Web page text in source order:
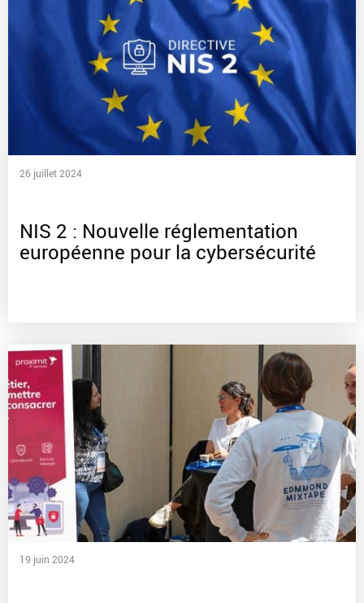
26 juillet 2024
NIS 2 : Nouvelle réglementation
européenne pour la cybersécurité
19 juin 2024